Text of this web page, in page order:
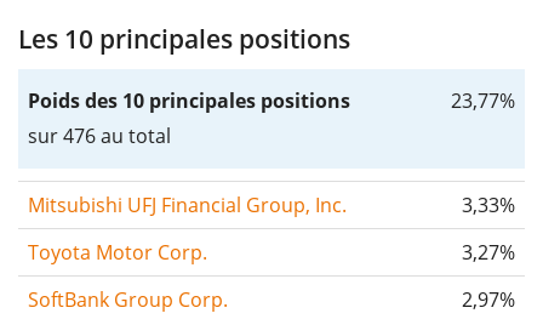
Les 10 principales positions
Poids des 10 principales positions
sur 476 au total
23,77%
Mitsubishi UFJ Financial Group, Inc.
3,33%
Toyota Motor Corp.
3,27%
SoftBank Group Corp.
2,97%